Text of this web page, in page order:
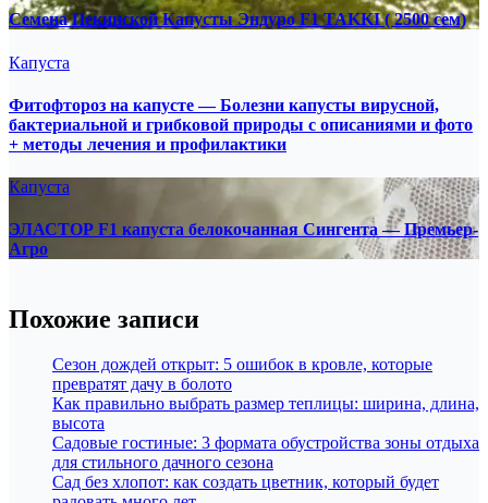
Семена Пекинской Капусты Эндуро F1 TAKKI ( 2500 сем)
Капуста
Фитофтороз на капусте — Болезни капусты вирусной,
бактериальной и грибковой природы с описаниями и фото
+ методы лечения и профилактики
Капуста
ЭЛАСТОР F1 капуста белокочанная Сингента — Премьер-
Агро
Похожие записи
Сезон дождей открыт: 5 ошибок в кровле, которые
превратят дачу в болото
Как правильно выбрать размер теплицы: ширина, длина,
высота
Садовые гостиные: 3 формата обустройства зоны отдыха
для стильного дачного сезона
Сад без хлопот: как создать цветник, который будет